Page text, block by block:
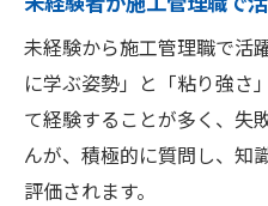
未経験から施工管理職で活
に学ぶ姿勢」と「粘り強さ
て経験することが多く、失
んが、積極的に質問し、知
評価されます。